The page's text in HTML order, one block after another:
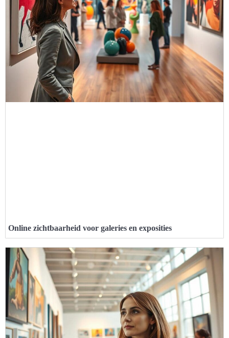
Online zichtbaarheid voor galeries en exposities